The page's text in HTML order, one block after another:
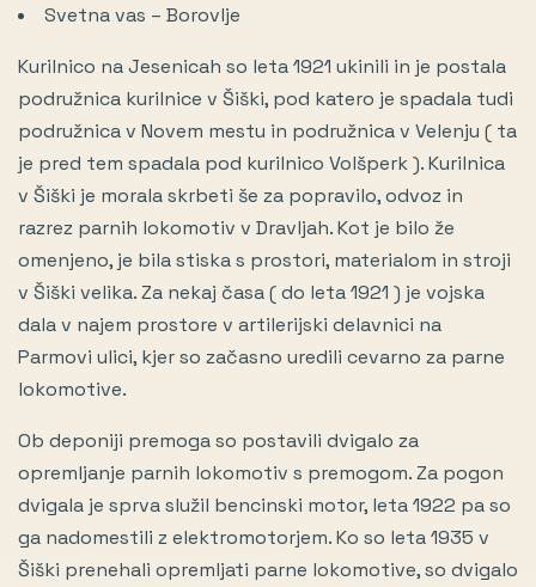
Svetna vas – Borovlje
Kurilnico na Jesenicah so leta 1921 ukinili in je postala
podružnica kurilnice v Šiški, pod katero je spadala tudi
podružnica v Novem mestu in podružnica v Velenju ( ta
je pred tem spadala pod kurilnico Volšperk ). Kurilnica
v Šiški je morala skrbeti še za popravilo, odvoz in
razrez parnih lokomotiv v Dravljah. Kot je bilo že
omenjeno, je bila stiska s prostori, materialom in stroji
v Šiški velika. Za nekaj časa ( do leta 1921 ) je vojska
dala v najem prostore v artilerijski delavnici na
Parmovi ulici, kjer so začasno uredili cevarno za parne
lokomotive.
Ob deponiji premoga so postavili dvigalo za
opremljanje parnih lokomotiv s premogom. Za pogon
dvigala je sprva služil bencinski motor, leta 1922 pa so
ga nadomestili z elektromotorjem. Ko so leta 1935 v
Šiški prenehali opremljati parne lokomotive, so dvigalo